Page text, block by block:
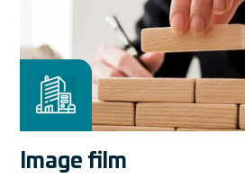
Image film